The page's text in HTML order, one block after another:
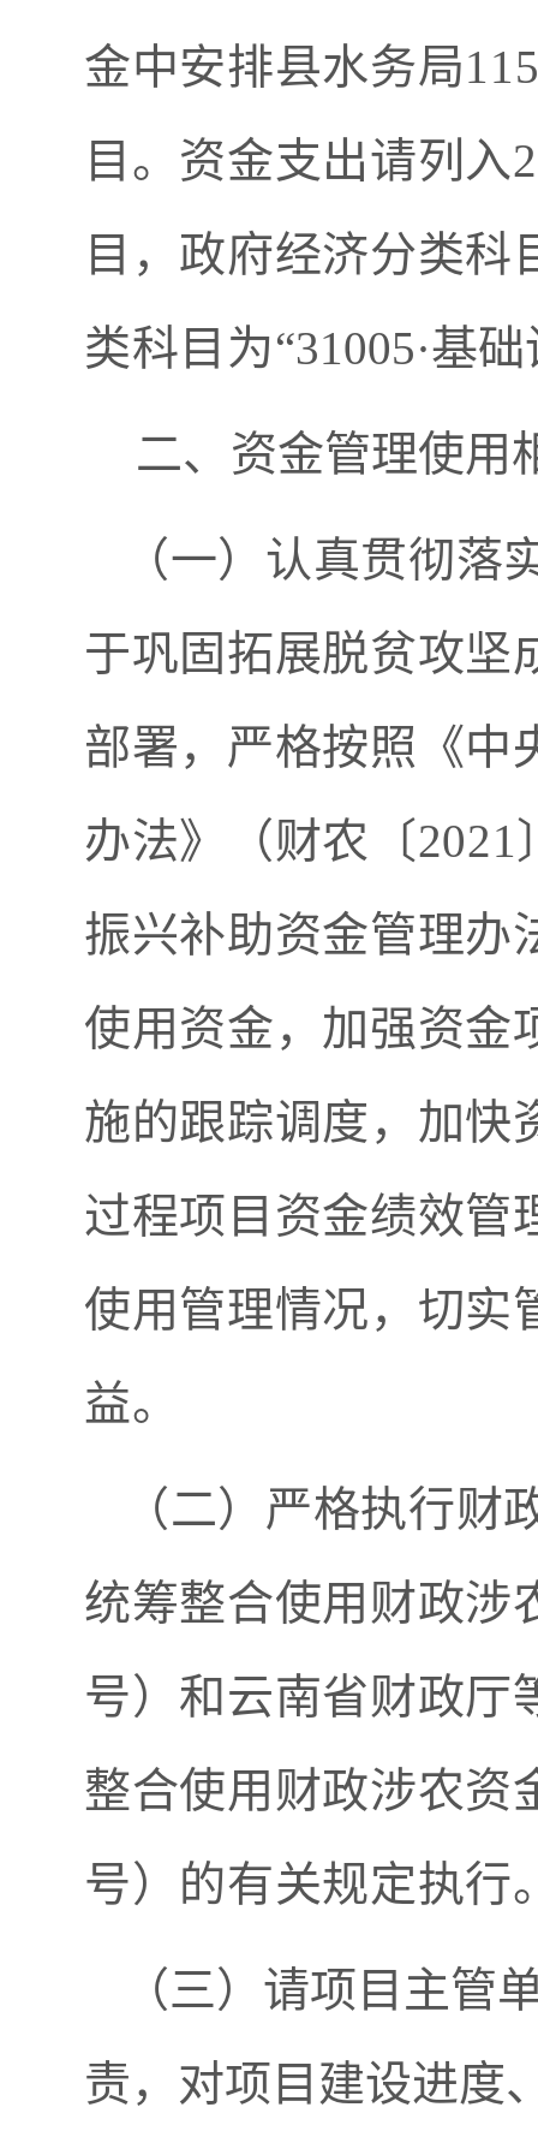
金中安排县水务局
目。资金支出请列入
目，政府经济分类科
类科目为“31005·基
二、 资金管理使用
（一）认真贯彻
于巩固拓展脱贫攻坚
部署，严格按照《中
办法》（财农〔2021
振兴补助资金管理办
使用资金，加强资金
施的跟踪调度，加快
过程项目资金绩效管
使用管理情况，切实
益。
（二）严格执行财
统筹整合使用财政涉
号）和云南省财政厅
整合使用财政涉农资
号）的有关规定执行
（三）请项目 主管
责，对项目建设进度